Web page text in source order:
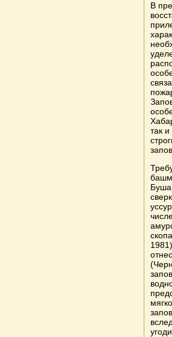
В
так
Буша